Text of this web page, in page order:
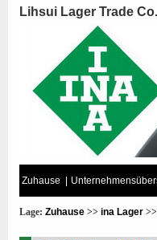
Lihsui Lager Trade
Zuhause
Lage: Zuhause >> ina Lager >>